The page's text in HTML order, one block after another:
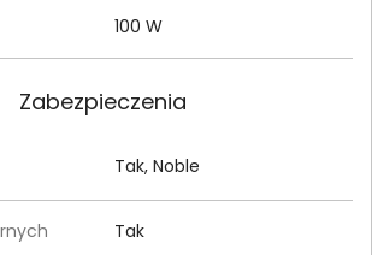
100 W
Zabezpieczenia
Tak, Noble
Tak